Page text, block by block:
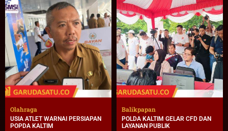
Olahraga
USIA ATLET WARNAI PERSIAPAN
POPDA KALTIM
Balikpapan
POLDA KALTIM GELAR CFD DAN
LAYANAN PUBLIK